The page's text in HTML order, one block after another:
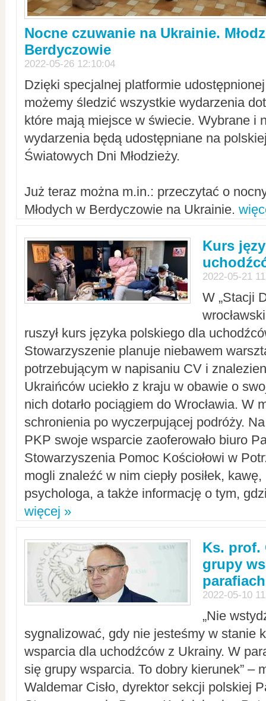
Nocne czuwanie na Ukrainie.
Berdyczowie
2022-05-26 12:10:04
Dzięki specjalnej platformie
możemy śledzić wszystkie wydarzenia
które mają miejsce w świecie. Wybrane i
wydarzenia będą udostępniane na
Światowych Dni Młodzieży.
Już teraz można m.in.: przeczytać o
Młodych w Berdyczowie na Ukrainie.
Kurs
2022-05-21
W „Stacji
ruszył kurs języka polskiego dla
Stowarzyszenie planuje niebawem
potrzebującym w napisaniu CV i
Ukraińców uciekło z kraju w obawie o
nich dotarło pociągiem do Wrocławia. W
schronienia po wyczerpującej podróży.
PKP swoje wsparcie zaoferowało biuro
Stowarzyszenia Pomoc Kościołowi w
mogli znaleźć w nim ciepły posiłek,
psychologa, a także informację o tym,
więcej »
Ks. prof.
grupy
parafiach
2022-05-10
„Nie
sygnalizować, gdy nie jesteśmy w stanie
wsparcia dla uchodźców z Ukrainy. W
się grupy wsparcia. To dobry kierunek” –
Waldemar Cisło, dyrektor sekcji polskiej